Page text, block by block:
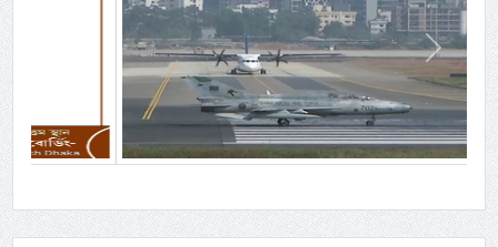
Previous Next